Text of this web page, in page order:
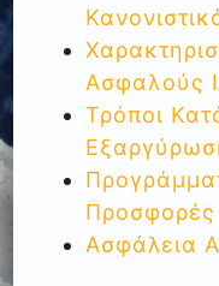
Ασφαλούς
Τρόποι
Προσφορές
Ασφάλεια